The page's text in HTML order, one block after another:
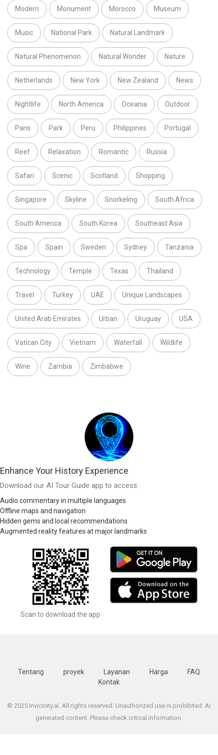
Modern Monument Morocco Museum
Music National Park Natural Landmark
Natural Phenomenon Natural Wonder Nature
Netherlands New York New Zealand News
Nightlife North America Oceania Outdoor
Paris Park Peru Philippines Portugal
Reef Relaxation Romantic Russia
Safari Scenic Scotland Shopping
Singapore Skyline Snorkeling South Africa
South America South Korea Southeast Asia
Spa Spain Sweden Sydney Tanzania
Technology Temple Texas Thailand
Travel Turkey UAE Unique Landscapes
United Arab Emirates Urban Uruguay USA
Vatican City Vietnam Waterfall Wildlife
Wine Zambia Zimbabwe
Enhance Your History Experience
Download our AI Tour Guide app to access:
Audio commentary in multiple languages
Offline maps and navigation
Hidden gems and local recommendations
Augmented reality features at major landmarks
Scan to download the app
Tentang proyek Layanan Harga
FAQ
Kontak
© 2025 Invicinity.ai. All rights reserved. Unauthorized use is prohibited. AI
generated content. Please check critical information.